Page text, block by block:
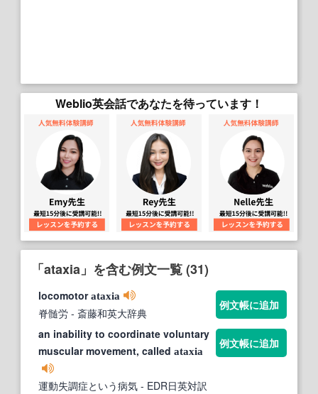
Weblio英会話であなたを待っています！
「ataxia」を含む例文一覧 (31)
locomotorataxia
脊髄労 - 斎藤和英大辞典
例文帳に追加
an inability to coordinate voluntary
muscular movement, called ataxia
運動失調症という病気 - EDR日英対訳
例文帳に追加